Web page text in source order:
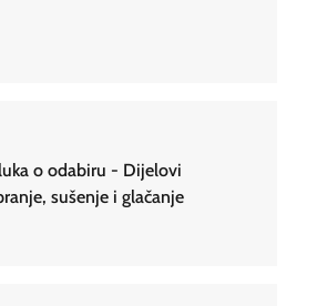
o odabiru - Dijelovi
sušenje i glačanje